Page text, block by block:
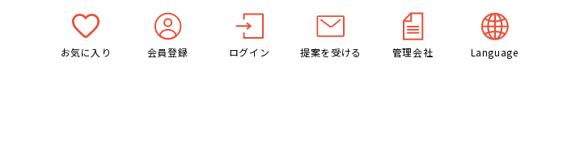
お気に入り 会員登録 ログイン 提案を受ける 管理会社 Language